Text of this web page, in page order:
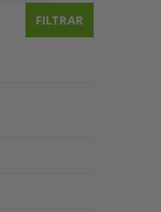
FILTRAR